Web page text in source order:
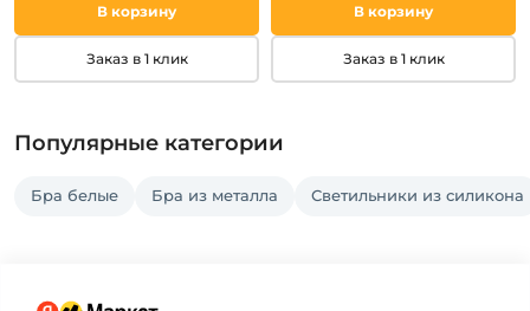
В корзину
Заказ в 1 клик
В корзину
Заказ в 1 клик
Популярные категории
Бра белые Бра из металла Светильники из силикона